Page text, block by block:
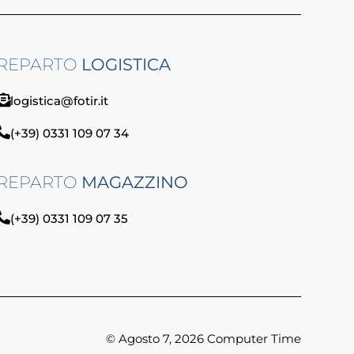
LOGISTICA
logistica@fotir.it
(+39) 0331 109 07 34
MAGAZZINO
(+39) 0331 109 07 35
© Agosto 7, 2026 Computer Time